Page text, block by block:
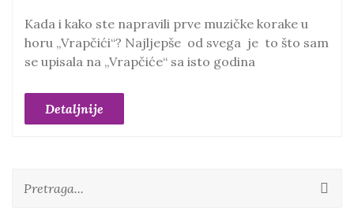
Kada i kako ste napravili prve muzičke korake u
horu „Vrapčići“? Najljepše od svega je to što sam
se upisala na „Vrapčiće“ sa isto godina
Detaljnije